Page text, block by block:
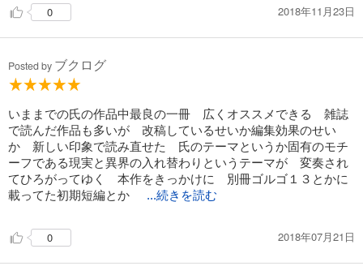
0 2018年11月23日
Posted by ブクログ
いままでの氏の作品中最良の一冊 広くオススメできる 雑誌
で読んだ作品も多いが 改稿しているせいか編集効果のせい
か 新しい印象で読み直せた 氏のテーマというか固有のモチ
ーフである現実と異界の入れ替わりというテーマが 変奏され
てひろがってゆく 本作をきっかけに 別冊ゴルゴ１３とかに
載ってた初期短編とか
...続きを読む
0 2018年07月21日